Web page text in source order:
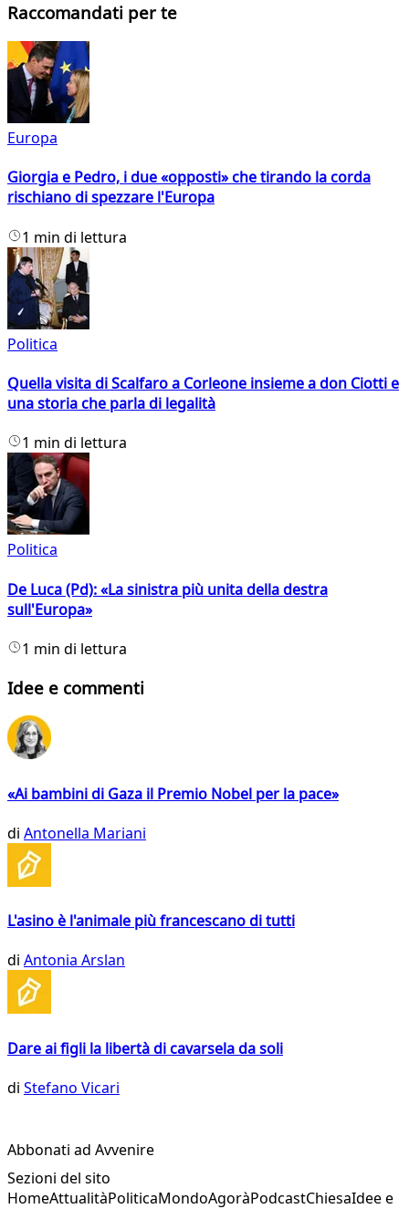
Raccomandati per te
Europa
Giorgia e Pedro, i due «opposti» che tirando la corda
rischiano di spezzare l'Europa
1 min di lettura
Politica
Quella visita di Scalfaro a Corleone insieme a don Ciotti e
una storia che parla di legalità
1 min di lettura
Politica
De Luca (Pd): «La sinistra più unita della destra
sull'Europa»
1 min di lettura
Idee e commenti
«Ai bambini di Gaza il Premio Nobel per la pace»
di Antonella Mariani
L'asino è l'animale più francescano di tutti
di Antonia Arslan
Dare ai figli la libertà di cavarsela da soli
di Stefano Vicari
Abbonati ad Avvenire
Sezioni del sito
HomeAttualitàPoliticaMondoAgoràPodcastChiesaIdee e